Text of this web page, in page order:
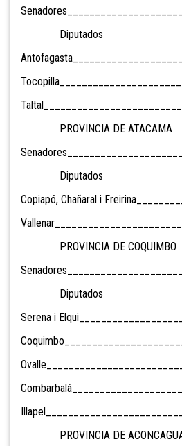
Diputados
PROVINCIA DE ATACAMA
Diputados
Copiapó, Chañaral i
PROVINCIA DE COQUIMBO
Diputados
Serena i
PROVINCIA DE